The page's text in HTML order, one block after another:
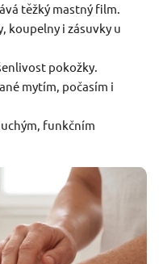
těžký mastný film.
koupelny i zásuvky u
pokožky.
mytím, počasím i
funkčním